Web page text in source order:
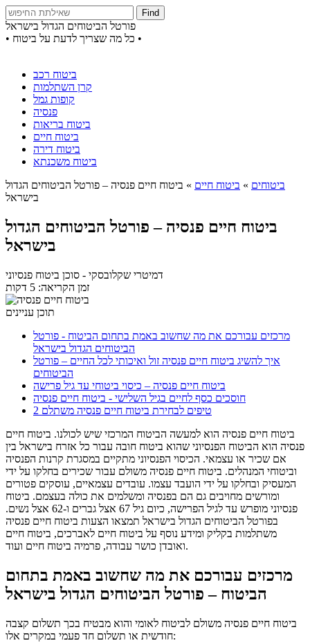
Find
פורטל הביטוחים הגדול בישראל
• כל מה שצריך לדעת על ביטוח •
ביטוח רכב
קרן השתלמות
קופות גמל
פנסיה
ביטוח בריאות
ביטוח חיים
ביטוח דירה
ביטוח משכנתא
ביטוחים » ביטוח חיים » ביטוח חיים פנסיה – פורטל הביטוחים הגדול
בישראל
ביטוח חיים פנסיה – פורטל הביטוחים הגדול
בישראל
דמיטרי שקלובסקי - סוכן ביטוח פנסיוני
זמן הקריאה: 5 דקות
תוכן עניינים
מרכזים עבורכם את מה שחשוב באמת בתחום הביטוח - פורטל
הביטוחים הגדול בישראל
איך להשיג ביטוח חיים פנסיה זול ואיכותי לכל החיים – פורטל
הביטוחים
ביטוח חיים פנסיה – כיסוי ביטוחי עד גיל פרישה
חוסכים כסף לחיים בגיל השלישי - ביטוח חיים פנסיה
2 טיפים לבחירת ביטוח חיים פנסיה משתלם
ביטוח חיים פנסיה הוא למעשה הביטוח המרכזי שיש לכולנו. ביטוח חיים
פנסיה הוא הביטוח הפנסיוני שהוא ביטוח חובה עבור כל אזרח בישראל בין
אם שכיר או עצמאי. הכיסוי הפנסיוני מתקיים במסגרת קרנות הפנסיה
וביטוחי המנהלים. ביטוח חיים פנסיה משולם עבור שכירים בחלקו על ידי
המעסיק ובחלקו על ידי הועבד עצמו. עובדים עצמאיים, עוסקים פטורים
ומורשים מחויבים גם הם בפנסיה ומשלמים את כולה בעצמם. ביטוח
פנסיוני מופרש עד לגיל הפרישה, כיום גיל 67 אצל גברים ו-62 אצל נשים.
בפורטל הביטוחים הגדול בישראל תמצאו הצעות ביטוח חיים פנסיה
משתלמות בקליק ומידע נוסף על ביטוח חיים לאברכים, ביטוח חיים
ואובדן כושר עבודה, פרמיה ביטוח חיים ועוד.
מרכזים עבורכם את מה שחשוב באמת בתחום
הביטוח – פורטל הביטוחים הגדול בישראל
ביטוח חיים פנסיה משולם לביטוח לאומי והוא מבטיח בכך תשלום קצבה
חודשית או תשלום חד פעמי במקרים אלו: